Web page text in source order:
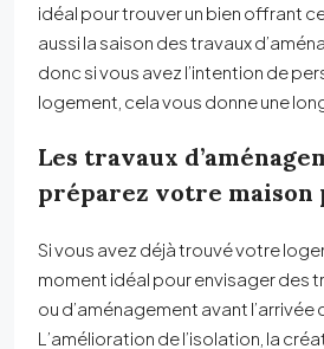
idéal pour trouver un bien offrant
aussi la saison des travaux
donc si vous avez l’intention de
logement, cela vous donne une
Les travaux
préparez votre maison
Si vous avez déjà trouvé votre
moment idéal pour envisager des
ou d’aménagement avant l’arrivée
L’amélioration de l’isolation, la